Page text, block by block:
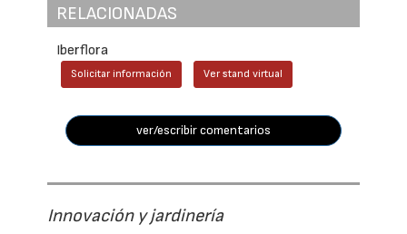
RELACIONADAS
Iberflora
Solicitar información Ver stand virtual
ver/escribir comentarios
Innovación y jardinería